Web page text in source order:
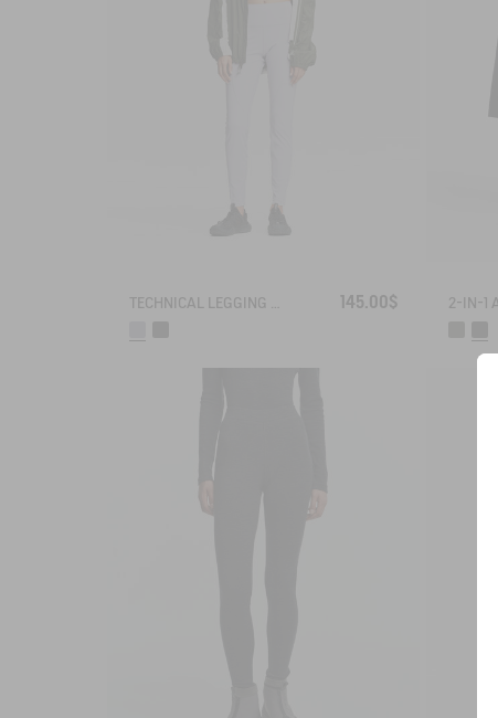
TECHNICAL LEGGING UVC DRY FAST TEXTILE® 145.00$